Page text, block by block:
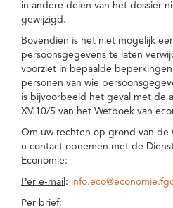
in andere delen van het dossier
gewijzigd.
Bovendien is het niet mogelijk
persoonsgegevens te laten
voorziet in bepaalde
personen van wie
is bijvoorbeeld het geval met de
XV.10/5 van het Wetboek van
Om uw rechten op grond van de
u contact opnemen met de
Economie:
Per e-mail :
Per brief: